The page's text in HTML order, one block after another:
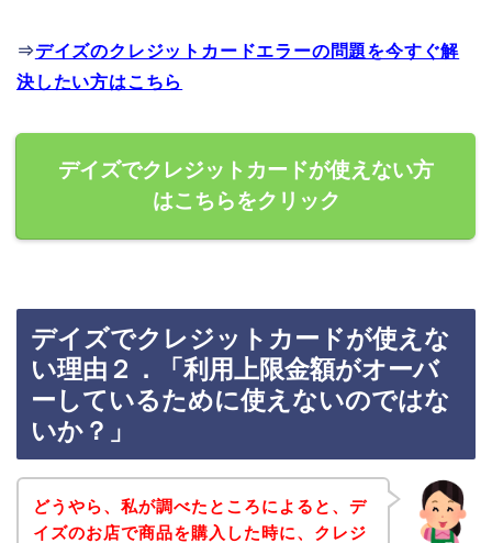
⇒デイズのクレジットカードエラーの問題を今すぐ解
決したい方はこちら
デイズでクレジットカードが使えない方
はこちらをクリック
デイズでクレジットカードが使えな
い理由２．「利用上限金額がオーバ
ーしているために使えないのではな
いか？」
どうやら、私が調べたところによると、デ
イズのお店で商品を購入した時に、クレジ